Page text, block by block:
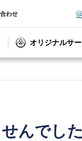
わせ
オリジナルサ
んでした